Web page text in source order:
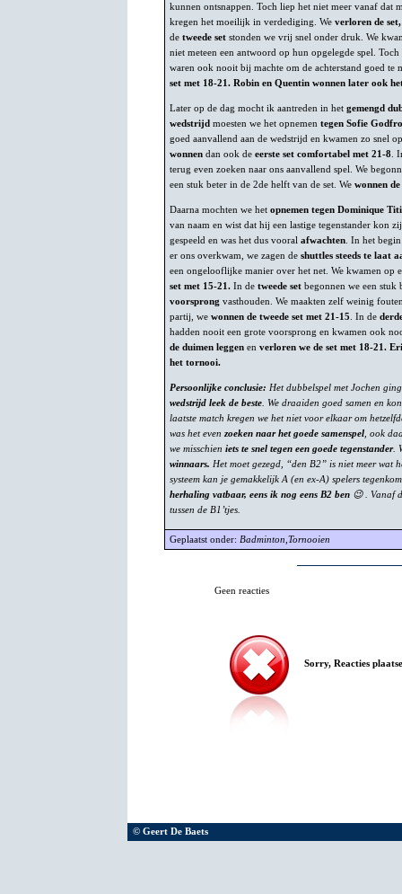
kunnen ontsnappen. Toch liep het niet meer vanaf dat
kregen het moeilijk in verdediging. We verloren de
de tweede set stonden we vrij snel onder druk. We
niet meteen een antwoord op hun opgelegde spel.
waren ook nooit bij machte om de achterstand goed te
set met 18-21. Robin en Quentin wonnen later ook
Later op de dag mocht ik aantreden in het gemengd
wedstrijd moesten we het opnemen tegen Sofie
goed aanvallend aan de wedstrijd en kwamen zo snel
wonnen dan ook de eerste set comfortabel met 21-8 .
terug even zoeken naar ons aanvallend spel. We
een stuk beter in de 2de helft van de set. We wonnen
Daarna mochten we het opnemen tegen Dominique
van naam en wist dat hij een lastige tegenstander kon
gespeeld en was het dus vooral afwachten . In het
er ons overkwam, we zagen de shuttles steeds te laat
een ongelooflijke manier over het net. We kwamen op
set met 15-21. In de tweede set begonnen we een stuk
voorsprong vasthouden. We maakten zelf weinig
partij, we wonnen de tweede set met 21-15 . In de
hadden nooit een grote voorsprong en kwamen ook
de duimen leggen en verloren we de set met 18-21.
het tornooi.
Persoonlijke conclusie: Het dubbelspel met Jochen
wedstrijd leek de beste . We draaiden goed samen en
laatste match kregen we het niet voor elkaar om
was het even zoeken naar het goede samenspel , ook
we misschien iets te snel tegen een goede tegenstander.
winnaars. Het moet gezegd, “den B2” is niet meer wat
systeem kan je gemakkelijk A (en ex-A) spelers
herhaling vatbaar, eens ik nog eens B2 ben 😉 . Vanaf
tussen de B1’tjes.
Geplaatst onder: Badminton Tornooien
Geen reacties
Sorry, Reacties
© Geert De Baets